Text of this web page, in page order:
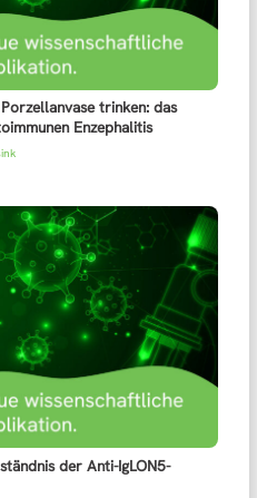
trinken: das
Enzephalitis
der Anti-IgLON5-